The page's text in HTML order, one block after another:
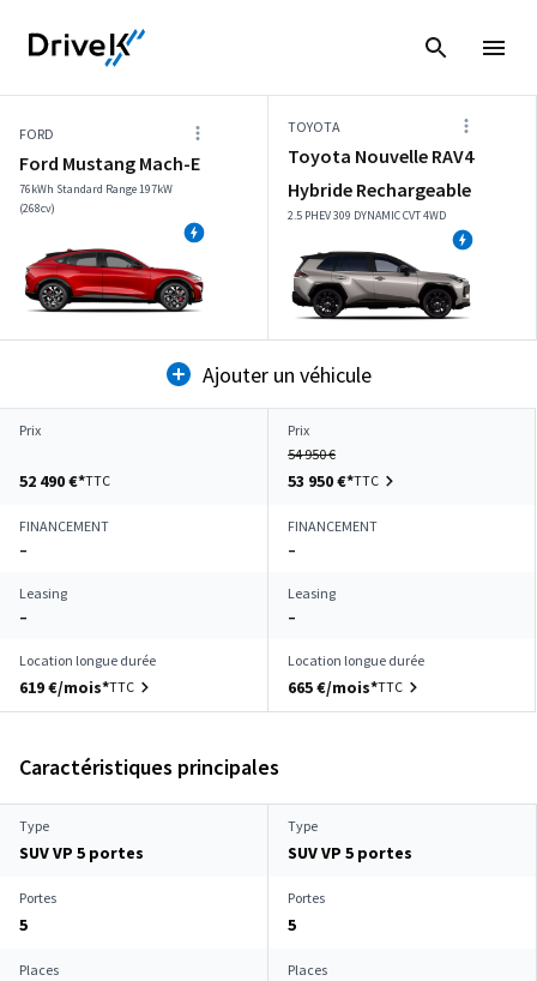
FORD
Ford Mustang Mach-E
76kWh Standard Range 197kW
(268cv)
TOYOTA
Toyota Nouvelle RAV4
Hybride Rechargeable
2.5 PHEV 309 DYNAMIC CVT 4WD
Ajouter un véhicule
Prix
52 490 €*TTC
Prix
54 950 €
53 950 €*TTC
FINANCEMENT
–
FINANCEMENT
–
Leasing
–
Leasing
–
Location longue durée
619 €/mois*TTC
Location longue durée
665 €/mois*TTC
Caractéristiques principales
Type
SUV VP 5 portes
Type
SUV VP 5 portes
Portes
5
Portes
5
Places Places